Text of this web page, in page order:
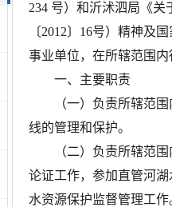
234 号）和沂沭泗局《
〔2012〕16号）精神及
事业单位，在所辖范围
一、主要职责
（一）负责所辖范
线的管理和保护。
（二）负责所辖范
论证工作，参加直管河
水资源保护监督管理工作